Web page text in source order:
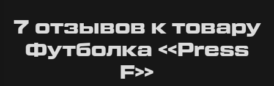
7 отзывов к товару
Футболка «Press
F»